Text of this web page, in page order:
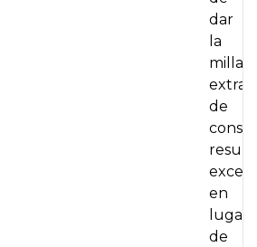
dar
la
milla
extra,
de
en
lugar
de